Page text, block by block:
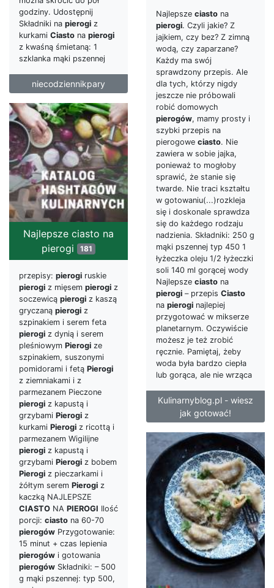
godziny. Udostępnij
Składniki na pierogi z
kurkami Ciasto na pierogi
z kwaśną śmietaną: 1
szklanka mąki pszennej
niecodziennikpary
Najlepsze ciasto na
pierogi. Czyli jakie? Z
jajkiem, czy bez? Z zimną
wodą, czy zaparzane?
Każdy ma swój
sprawdzony przepis. Ale
dla tych, którzy nigdy
jeszcze nie próbowali
robić domowych
pierogów, mamy prosty i
szybki przepis na
pierogowe ciasto. Nie
zawiera w sobie jajka,
ponieważ to mogłoby
sprawić, że stanie się
twarde. Nie traci kształtu
w gotowaniu(...)rozkleja
się i doskonale sprawdza
się do każdego rodzaju
nadzienia. Składniki: 250 g
mąki pszennej typ 450 1
łyżeczka oleju 1/2 łyżeczki
soli 140 ml gorącej wody
Najlepsze ciasto na
pierogi – przepis Ciasto
na pierogi najlepiej
przygotować w mikserze
planetarnym. Oczywiście
możesz je też zrobić
ręcznie. Pamiętaj, żeby
woda była bardzo ciepła
lub gorąca, ale nie wrząca
Kulinarnyblog.pl - wiesz
jak gotować!
Najlepsze ciasto na
pierogi 181
przepisy: pierogi ruskie
pierogi z mięsem pierogi z
soczewicą pierogi z kaszą
gryczaną pierogi z
szpinakiem i serem feta
pierogi z dynią i serem
pleśniowym Pierogi ze
szpinakiem, suszonymi
pomidorami i fetą Pierogi
z ziemniakami i z
parmezanem Pieczone
pierogi z kapustą i
grzybami Pierogi z
kurkami Pierogi z ricottą i
parmezanem Wigilijne
pierogi z kapustą i
grzybami Pierogi z bobem
Pierogi z pieczarkami i
żółtym serem Pierogi z
kaczką NAJLEPSZE
CIASTO NA PIEROGI Ilość
porcji: ciasto na 60-70
pierogów Przygotowanie:
15 minut + czas lepienia
pierogów i gotowania
pierogów Składniki: – 500
g mąki pszennej: typ 500,